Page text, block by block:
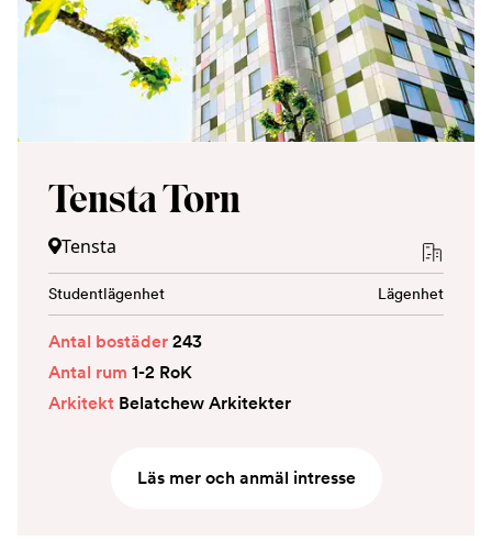
Tensta Torn
Tensta
Studentlägenhet Lägenhet
Antal bostäder243
Antal rum 1-2 RoK
Arkitekt Belatchew Arkitekter
Läs mer och anmäl intresse